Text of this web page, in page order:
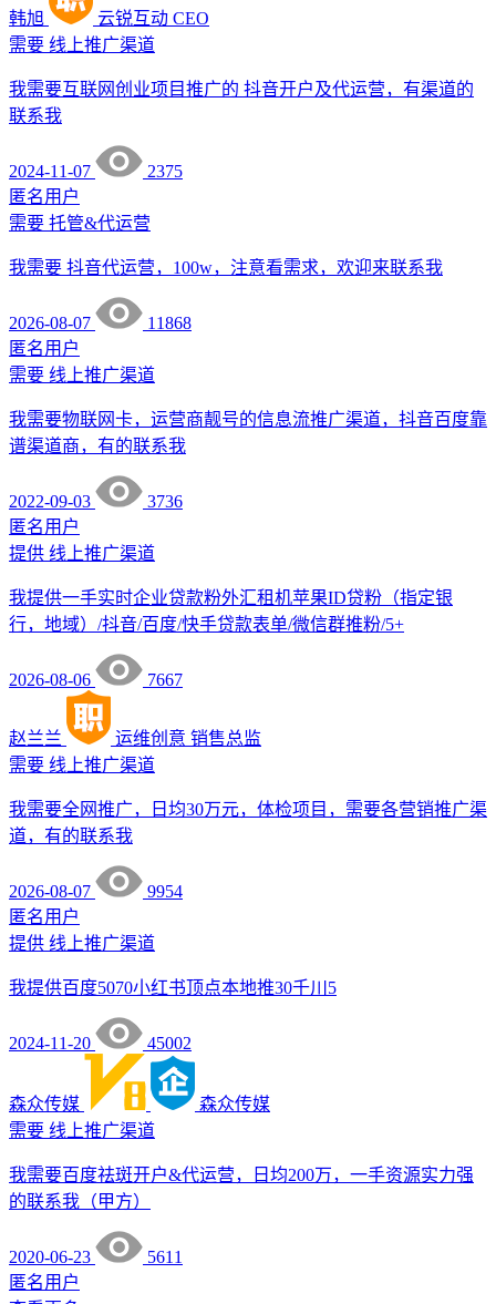
韩旭 云锐互动 CEO
需要 线上推广渠道
我需要互联网创业项目推广的 抖音开户及代运营，有渠道的
联系我
2024-11-07
2375
匿名用户
需要 托管&代运营
我需要 抖音代运营，100w，注意看需求，欢迎来联系我
2026-08-07
11868
匿名用户
需要 线上推广渠道
我需要物联网卡，运营商靓号的信息流推广渠道，抖音百度靠
谱渠道商，有的联系我
2022-09-03
3736
匿名用户
提供 线上推广渠道
我提供一手实时企业贷款粉外汇租机苹果ID贷粉（指定银
行，地域）/抖音/百度/快手贷款表单/微信群推粉/5+
2026-08-06 7667
赵兰兰 运维创意 销售总监
需要 线上推广渠道
我需要全网推广，日均30万元，体检项目，需要各营销推广渠
道，有的联系我
2026-08-07
9954
匿名用户
提供 线上推广渠道
我提供百度5070小红书顶点本地推30千川5
2024-11-20 45002
森众传媒
森众传媒
需要 线上推广渠道
我需要百度祛斑开户&代运营，日均200万，一手资源实力强
的联系我（甲方）
2020-06-23
5611
匿名用户